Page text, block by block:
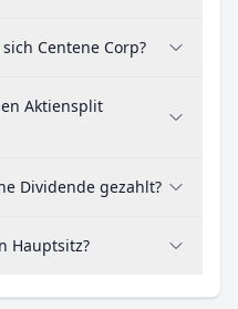
Centene Corp?
Aktiensplit
Dividende gezahlt?
Hauptsitz?